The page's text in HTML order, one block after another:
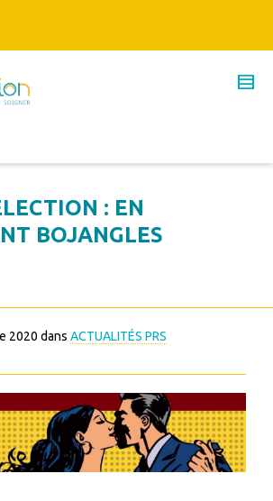
: EN
BOJANGLES
2020 dans ACTUALITÉS PRS